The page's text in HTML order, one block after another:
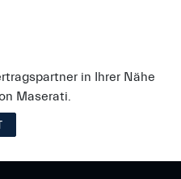
in Ihrer Nähe
Maserati.